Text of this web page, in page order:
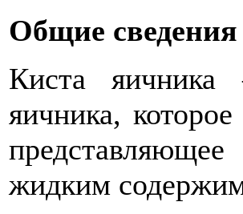
Общие
Киста яичника
яичника,
жидким